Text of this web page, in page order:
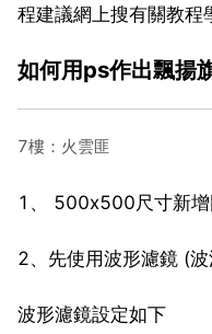
程建議網上搜有關教程
如何用ps作出飄揚
7樓：火雲匪
1、 500x500尺寸新增
2、先使用波形濾鏡 (波
波形濾鏡設定如下